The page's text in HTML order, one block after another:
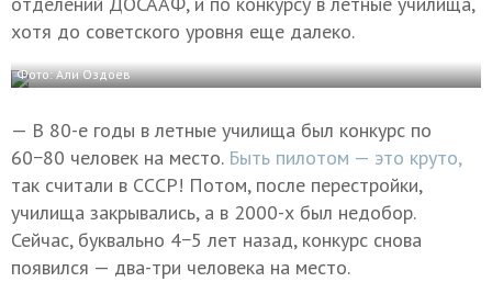
хотя до советского уровня еще далеко.
Фото: Али Оздоев
— В 80-е годы в летные училища был конкурс по
60−80 человек на место. Быть пилотом — это круто,
так считали в СССР! Потом, после перестройки,
училища закрывались, а в 2000-х был недобор.
Сейчас, буквально 4−5 лет назад, конкурс снова
появился — два-три человека на место.